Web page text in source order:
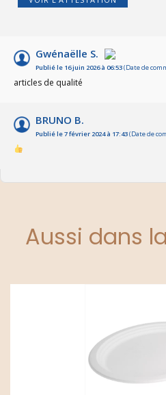
Gwénaëlle S.
Publié le 16 juin 2026 à 06:53(Date de
articles de qualité
BRUNO B.
Publié le 7 février 2024 à 17:43(Date de
Aussi dans